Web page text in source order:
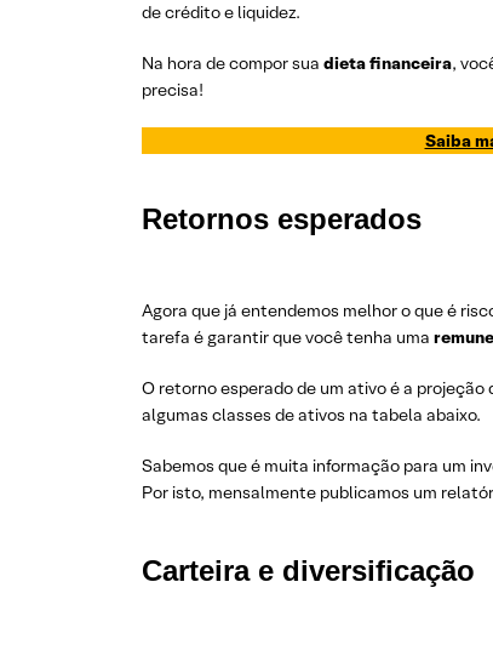
de crédito e liquidez.
Na hora de compor sua dieta financeira,
precisa!
Saiba
Retornos esperados
Agora que já entendemos melhor o que é
tarefa é garantir que você tenha uma
O retorno esperado de um ativo é a
algumas classes de ativos na tabela abaixo.
Sabemos que é muita informação para um
Por isto, mensalmente publicamos um
Carteira e diversificação